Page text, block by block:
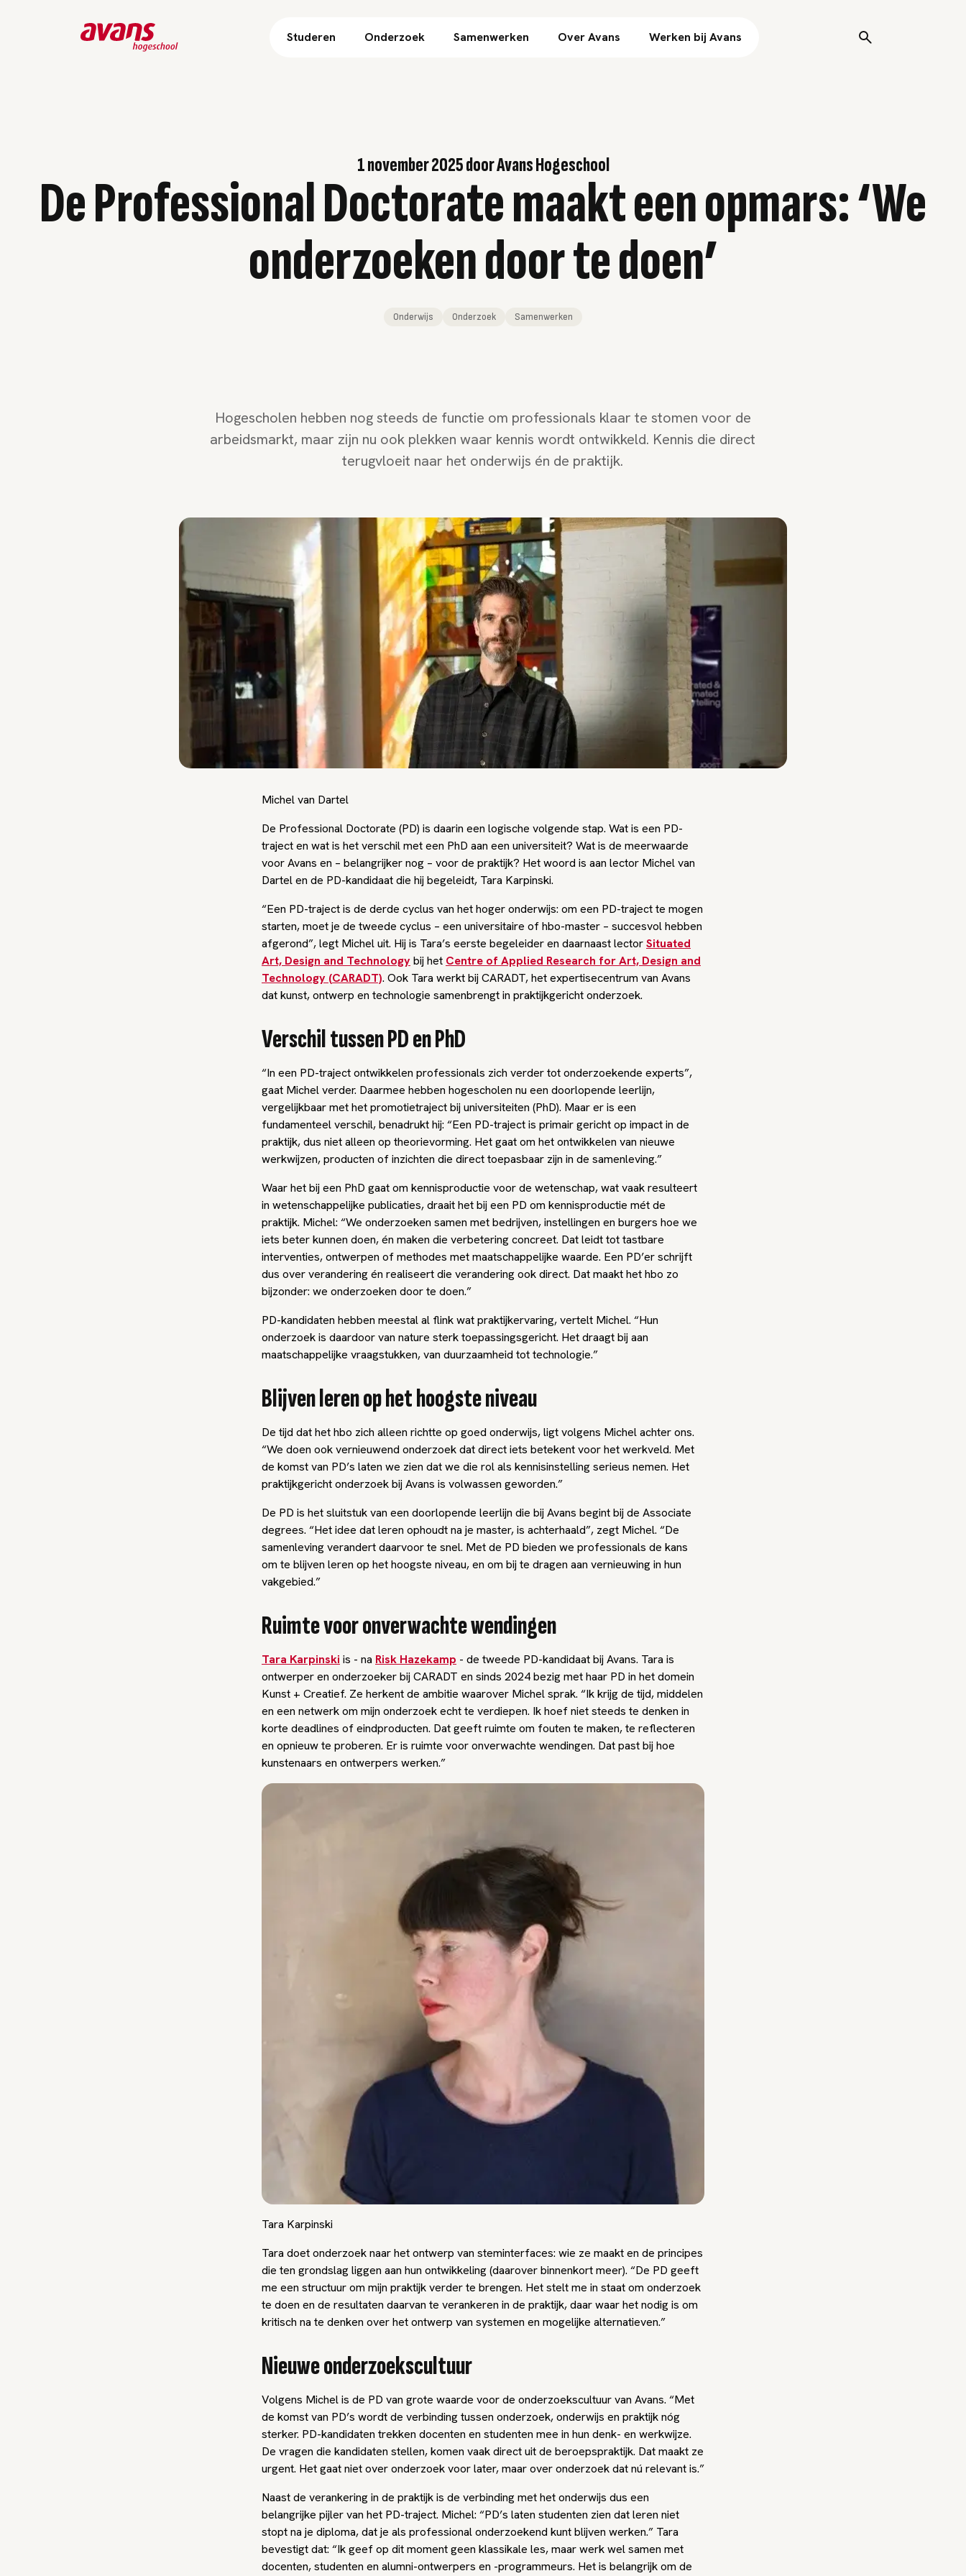
Direct naar inhoud
Studeren Onderzoek Samenwerken Over Avans Werken bij Avans
1 november 2025doorAvans Hogeschool
De Professional Doctorate maakt een opmars: ‘We
onderzoeken door te doen’
Onderwijs Onderzoek Samenwerken
Hogescholen hebben nog steeds de functie om professionals klaar te stomen voor de
arbeidsmarkt, maar zijn nu ook plekken waar kennis wordt ontwikkeld. Kennis die direct
terugvloeit naar het onderwijs én de praktijk.
Michel van Dartel
De Professional Doctorate (PD) is daarin een logische volgende stap. Wat is een PD-
traject en wat is het verschil met een PhD aan een universiteit? Wat is de meerwaarde
voor Avans en – belangrijker nog – voor de praktijk? Het woord is aan lector Michel van
Dartel en de PD-kandidaat die hij begeleidt, Tara Karpinski.
“Een PD-traject is de derde cyclus van het hoger onderwijs: om een PD-traject te mogen
starten, moet je de tweede cyclus – een universitaire of hbo-master – succesvol hebben
afgerond”, legt Michel uit. Hij is Tara’s eerste begeleider en daarnaast lectorSituated
Art, Design and Technologybij het Centre of Applied Research for Art, Design and
Technology (CARADT). Ook Tara werkt bij CARADT, het expertisecentrum van Avans
dat kunst, ontwerp en technologie samenbrengt in praktijkgericht onderzoek.
Verschil tussen PD en PhD
“In een PD-traject ontwikkelen professionals zich verder tot onderzoekende experts”,
gaat Michel verder. Daarmee hebben hogescholen nu een doorlopende leerlijn,
vergelijkbaar met het promotietraject bij universiteiten (PhD). Maar er is een
fundamenteel verschil, benadrukt hij: “Een PD-traject is primair gericht op impact in de
praktijk, dus nietalleen op theorievorming. Het gaat om het ontwikkelen van nieuwe
werkwijzen, producten of inzichten die direct toepasbaar zijn in de samenleving.”
Waar het bij een PhD gaat om kennisproductie voor de wetenschap, wat vaak resulteert
in wetenschappelijke publicaties, draait het bij een PD om kennisproductie mét de
praktijk. Michel: “We onderzoeken samen met bedrijven, instellingen en burgers hoe we
iets beter kunnen doen, én maken die verbetering concreet. Dat leidt tot tastbare
interventies, ontwerpen of methodes met maatschappelijke waarde. Een PD’er schrijft
dus over verandering én realiseert die verandering ook direct. Dat maakt het hbo zo
bijzonder: we onderzoeken door te doen.”
PD-kandidaten hebben meestal al flink wat praktijkervaring, vertelt Michel. “Hun
onderzoek is daardoor van nature sterk toepassingsgericht. Het draagt bij aan
maatschappelijke vraagstukken, van duurzaamheid tot technologie.”
Blijven leren op het hoogste niveau
De tijd dat het hbo zich alleen richtte op goed onderwijs, ligt volgens Michel achter ons.
“We doen ook vernieuwend onderzoek dat direct iets betekent voor het werkveld. Met
de komst van PD’s laten we zien dat we die rol als kennisinstelling serieus nemen. Het
praktijkgericht onderzoek bij Avans is volwassen geworden.”
De PD is het sluitstuk van een doorlopende leerlijn die bij Avans begint bij de Associate
degrees. “Het idee dat leren ophoudt na je master, is achterhaald”, zegt Michel. “De
samenleving verandert daarvoor te snel. Met de PD bieden we professionals de kans
om te blijven leren op het hoogste niveau, en om bij te dragen aan vernieuwing in hun
vakgebied.”
Ruimte voor onverwachte wendingen
Tara Karpinski is - na Risk Hazekamp - de tweede PD-kandidaat bij Avans. Tara is
ontwerper en onderzoeker bij CARADT en sinds 2024 bezig met haar PD in het domein
Kunst + Creatief. Ze herkent de ambitie waarover Michel sprak. “Ik krijg de tijd, middelen
en een netwerk om mijn onderzoek echt te verdiepen. Ik hoef niet steeds te denken in
korte deadlines of eindproducten. Dat geeft ruimte om fouten te maken, te reflecteren
en opnieuw te proberen. Er is ruimte voor onverwachte wendingen. Dat past bij hoe
kunstenaars en ontwerpers werken.”
Tara Karpinski
Tara doet onderzoek naar het ontwerp van steminterfaces: wie ze maakt en de principes
die ten grondslag liggen aan hun ontwikkeling (daarover binnenkort meer). “De PD geeft
me een structuur om mijn praktijk verder te brengen. Het stelt me in staat om onderzoek
te doen en de resultaten daarvan te verankeren in de praktijk, daar waar het nodig is om
kritisch na te denken over het ontwerp van systemen en mogelijke alternatieven.”
Nieuwe onderzoekscultuur
Volgens Michel is de PD van grote waarde voor de onderzoekscultuur van Avans. “Met
de komst van PD’s wordt de verbinding tussen onderzoek, onderwijs en praktijk nóg
sterker. PD-kandidaten trekken docenten en studenten mee in hun denk- en werkwijze.
De vragen die kandidaten stellen, komen vaak direct uit de beroepspraktijk. Dat maakt ze
urgent. Het gaat niet over onderzoek voor later, maar over onderzoek dat nú relevant is.”
Naast de verankering in de praktijk is de verbinding met het onderwijs dus een
belangrijke pijler van het PD-traject. Michel: “PD’s laten studenten zien dat leren niet
stopt na je diploma, dat je als professional onderzoekend kunt blijven werken.” Tara
bevestigt dat: “Ik geef op dit moment geen klassikale les, maar werk wel samen met
docenten, studenten en alumni-ontwerpers en -programmeurs. Het is belangrijk om de